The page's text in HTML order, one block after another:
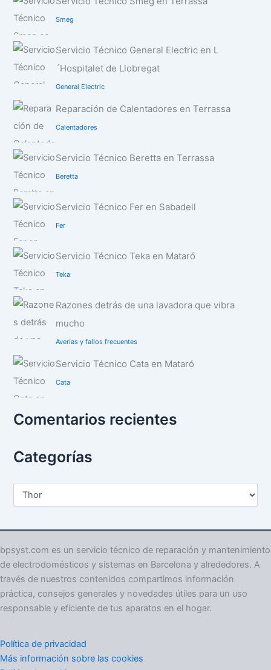
Smeg
Servicio Técnico General Electric en L
´Hospitalet de Llobregat
General Electric
Reparación de Calentadores en Terrassa
Calentadores
Servicio Técnico Beretta en Terrassa
Beretta
Servicio Técnico Fer en Sabadell
Fer
Servicio Técnico Teka en Mataró
Teka
Razones detrás de una lavadora que vibra
mucho
Averías y fallos frecuentes
Servicio Técnico Cata en Mataró
Cata
Comentarios recientes
Categorías
C
o
r
a
s
bpsyst.com es un servicio técnico de reparación y mantenimiento
de electrodomésticos y sistemas en Barcelona y alrededores. A
través de nuestros contenidos compartimos información
práctica, consejos generales y novedades útiles para un uso
responsable y eficiente de tus aparatos en el hogar.
Política de privacidad
Más información sobre las cookies